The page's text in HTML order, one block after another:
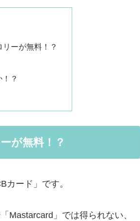
ーが無料！？
？
が無料！？
ード」です。
Mastarcard」では得られない、